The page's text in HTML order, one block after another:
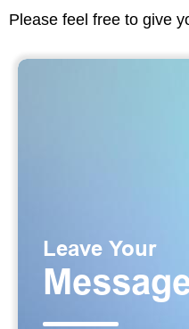
Please feel free to give